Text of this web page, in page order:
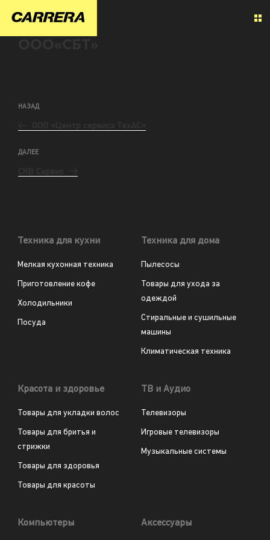
НАЗАД
ДАЛЕЕ
Техника для кухни
Мелкая кухонная техника
Приготовление кофе
Холодильники
Посуда
Техника для дома
Пылесосы
Товары для ухода за
одеждой
Стиральные и сушильные
машины
Климатическая техника
Красота и здоровье
Товары для укладки волос
Товары для бритья и
стрижки
Товары для здоровья
Товары для красоты
ТВ и Аудио
Телевизоры
Игровые телевизоры
Музыкальные системы
Компьютеры Аксессуары